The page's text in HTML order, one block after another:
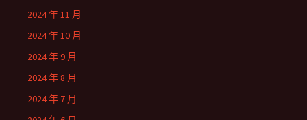
2024 年 11 月
2024 年 10 月
2024 年 9 月
2024 年 8 月
2024 年 7 月